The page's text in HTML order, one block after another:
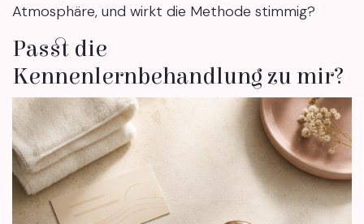
Atmosphäre, und wirkt die Methode stimmig?
Passt die
Kennenlernbehandlung zu mir?